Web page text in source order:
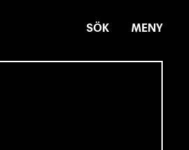
SÖK MENY